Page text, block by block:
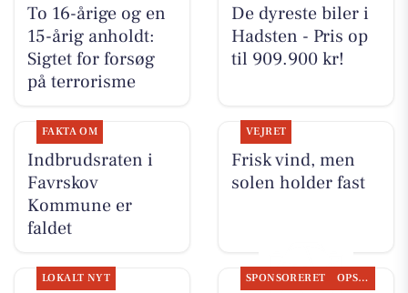
To 16-årige og en
15-årig anholdt:
Sigtet for forsøg
på terrorisme
De dyreste biler i
Hadsten - Pris op
til 909.900 kr!
FAKTA OM
Indbrudsraten i
Favrskov
Kommune er
faldet
VEJRET
Frisk vind, men
solen holder fast
LOKALT NYT SPONSORERET OPSLAGSTAVLEN